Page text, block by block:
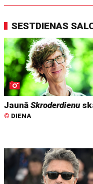
SESTDIENAS
JaunāSkroderdienu
© DIENA